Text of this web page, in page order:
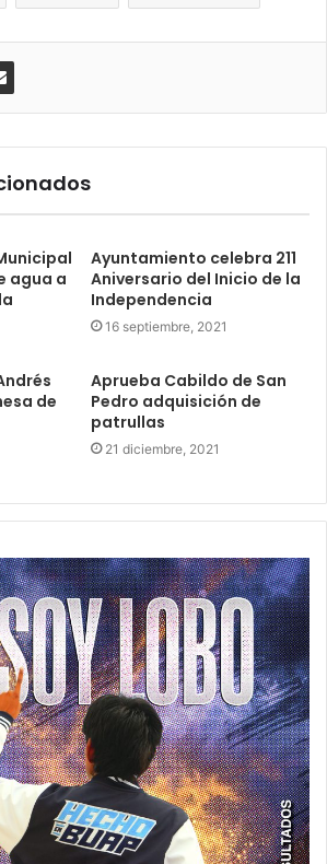
agua a
Ayuntamiento celebra 211
Aniversario del Inicio de la
Independencia
16 septiembre, 2021
de
Aprueba Cabildo de San
Pedro adquisición de
patrullas
21 diciembre, 2021